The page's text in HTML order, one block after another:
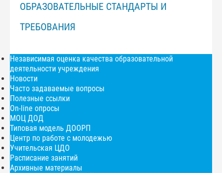
ОБРАЗОВАТЕЛЬНЫЕ СТАНДАРТЫ И
ТРЕБОВАНИЯ
Независимая оценка качества образовательной
деятельности учреждения
Новости
Часто задаваемые вопросы
Полезные ссылки
On-line опросы
МОЦ ДОД
Типовая модель ДООРП
Центр по работе с молодежью
Учительская ЦДО
Расписание занятий
Архивные материалы